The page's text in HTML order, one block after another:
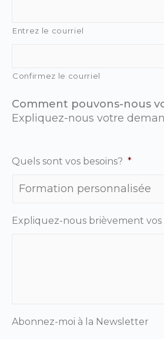
Entrez le courriel
Confirmez le courriel
Comment pouvons-nous
Expliquez-nous votre
Quels sont vos besoins? *
Expliquez-nous brièvement vos
Abonnez-moi à la Newsletter